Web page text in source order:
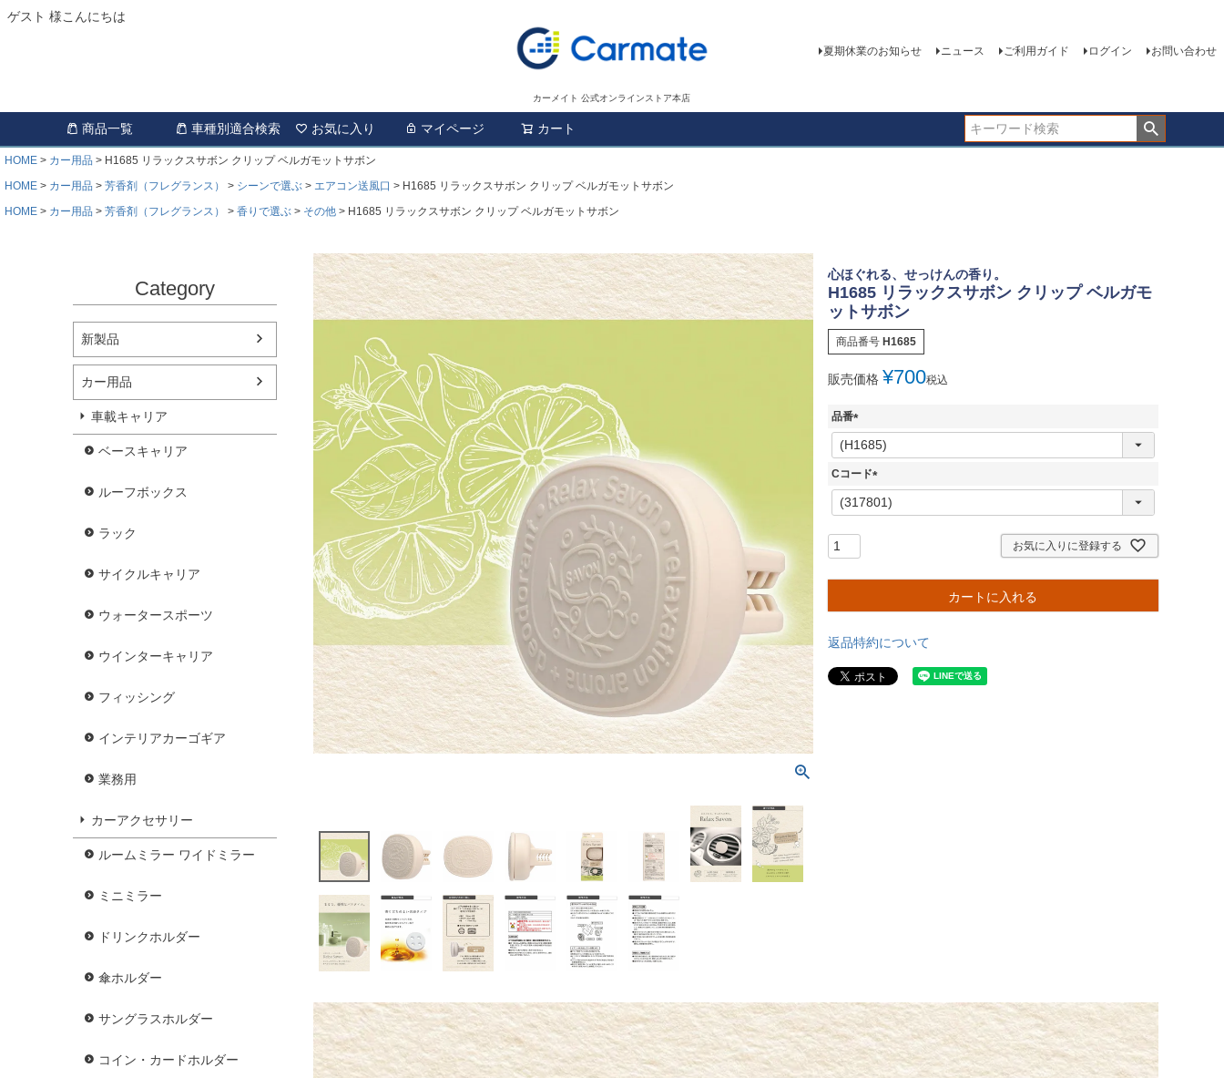
ゲスト 様こんにちは
カーメイト 公式オンラインストア本店
夏期休業のお知らせ ニュース ご利用ガイド ログイン お問い合わせ
商品一覧 車種別適合検索 お気に入り マイページ カート
HOME カー用品
H1685 リラックスサボン クリップ ベルガモットサボン
HOME
カー用品 芳香剤（フレグランス） シーンで選ぶ エアコン送風口
H1685 リラックスサボン クリップ ベルガモットサボン
HOME
カー用品 芳香剤（フレグランス） 香りで選ぶ その他 H1685 リラックスサボン クリップ ベルガモットサボン
Category
新製品
カー用品
車載キャリア
ベースキャリア
ルーフボックス
ラック
サイクルキャリア
ウォータースポーツ
ウインターキャリア
フィッシング
インテリアカーゴギア
業務用
カーアクセサリー
ルームミラー ワイドミラー
ミニミラー
ドリンクホルダー
傘ホルダー
サングラスホルダー
コイン・カードホルダー
心ほぐれる、せっけんの香り。
H1685 リラックスサボン クリップ ベルガモ
ットサボン
商品番号 H1685
販売価格 ¥700税込
品番
(
必
須
Cコード
(
必
お気に入りに登録する
カートに入れる
返品特約について